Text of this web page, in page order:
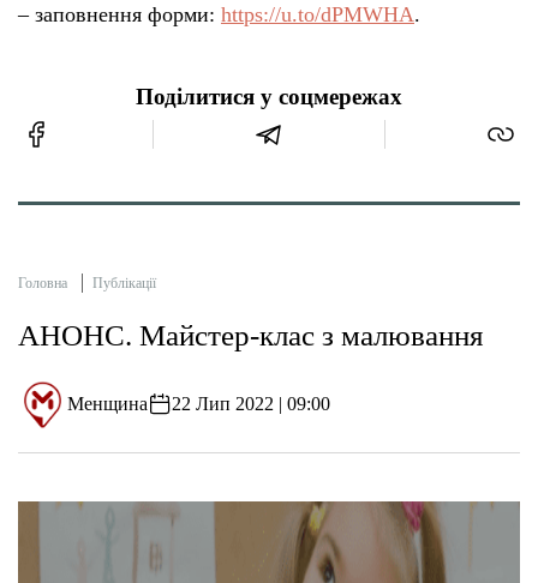
– заповнення форми: https://u.to/dPMWHA.
Поділитися у соцмережах
Головна Публікації
АНОНС. Майстер-клас з малювання
Менщина 22 Лип 2022 | 09:00